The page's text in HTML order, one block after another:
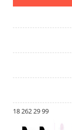
18 262 29 99